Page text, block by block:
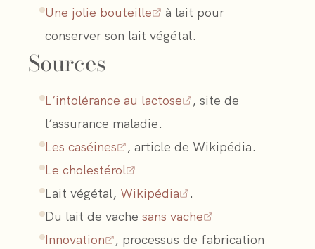
Une jolie bouteille
à lait pour
conserver son lait végétal.
Sources
L’intolérance au lactose
, site de
l’assurance maladie.
Les caséines
, article de Wikipédia.
Le cholestérol
Lait végétal, Wikipédia
.
Du lait de vache sans vache
Innovation
, processus de fabrication